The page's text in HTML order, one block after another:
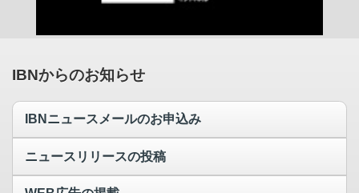
IBNからのお知らせ
IBNニュースメールのお申込み
ニュースリリースの投稿